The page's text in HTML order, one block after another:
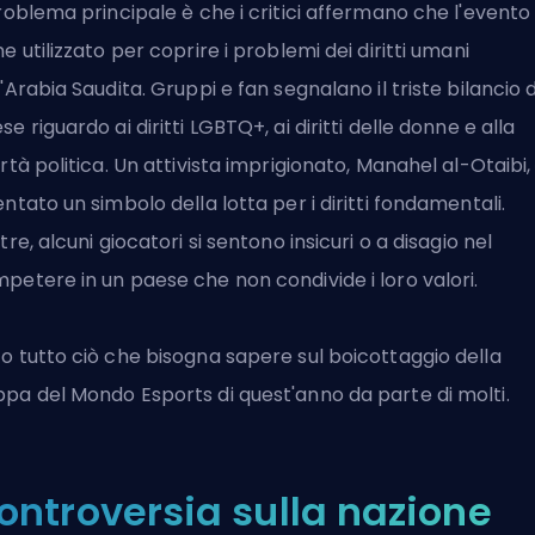
principale è che i critici affermano che l'evento
utilizzato per coprire i problemi dei diritti umani
Saudita. Gruppi e fan segnalano il triste bilancio
riguardo ai diritti LGBTQ+, ai diritti delle donne e alla
politica. Un attivista imprigionato, Manahel al-Otaibi,
un simbolo della lotta per i diritti fondamentali.
alcuni giocatori si sentono insicuri o a disagio nel
in un paese che non condivide i loro valori.
tutto ciò che bisogna sapere sul boicottaggio della
del Mondo Esports di quest'anno da parte di molti.
sulla nazione